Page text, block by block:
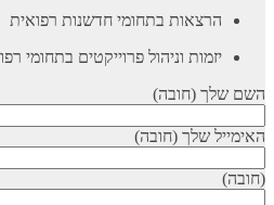
הרצאות בתחומי חדשנות רפואית
יזמות וניהול פרוייקטים בתחומי
השם שלך (חובה)
האימייל שלך (חובה)
(חובה)